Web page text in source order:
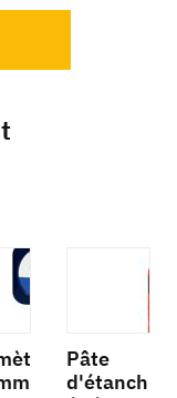
Pâte
d'étanch